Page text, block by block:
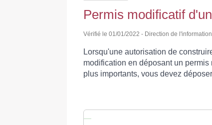
Permis modificatif
Vérifié le 01/01/2022 - Direction de
Lorsqu'une autorisation de
modification en déposant un
plus importants, vous devez